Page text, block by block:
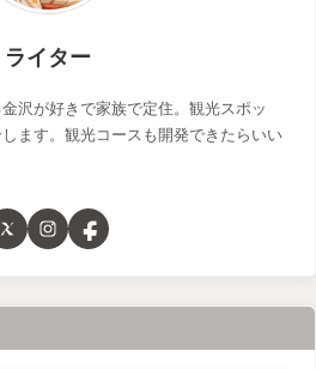
ライター
沢が好きで家族で定住。観光スポッ
ます。観光コースも開発できたらいい